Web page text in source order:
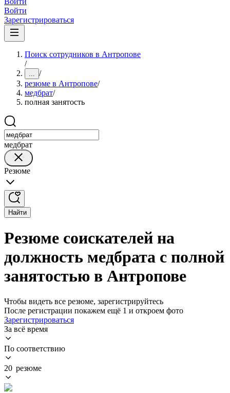
Войти
Зарегистрироваться
Поиск сотрудников в Антропове
/
... /
резюме в Антропове/
медбрат/
полная занятость
медбрат
Резюме
Найти
Резюме соискателей на
должность медбрата с полной
занятостью в Антропове
Чтобы видеть все резюме, зарегистрируйтесь
После регистрации покажем ещё 1 и откроем фото
Зарегистрироваться
За всё время
По соответствию
20 резюме